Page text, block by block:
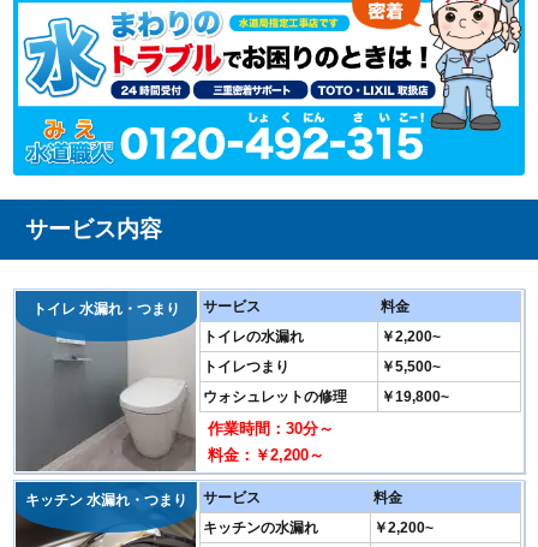
サービス内容
トイレ 水漏れ・つまり サービス
料金
トイレの水漏れ
￥2,200~
トイレつまり
￥5,500~
ウォシュレットの修理
￥19,800~
作業時間：30分～
料金：￥2,200～
キッチン 水漏れ・つまり サービス
料金
キッチンの水漏れ
￥2,200~